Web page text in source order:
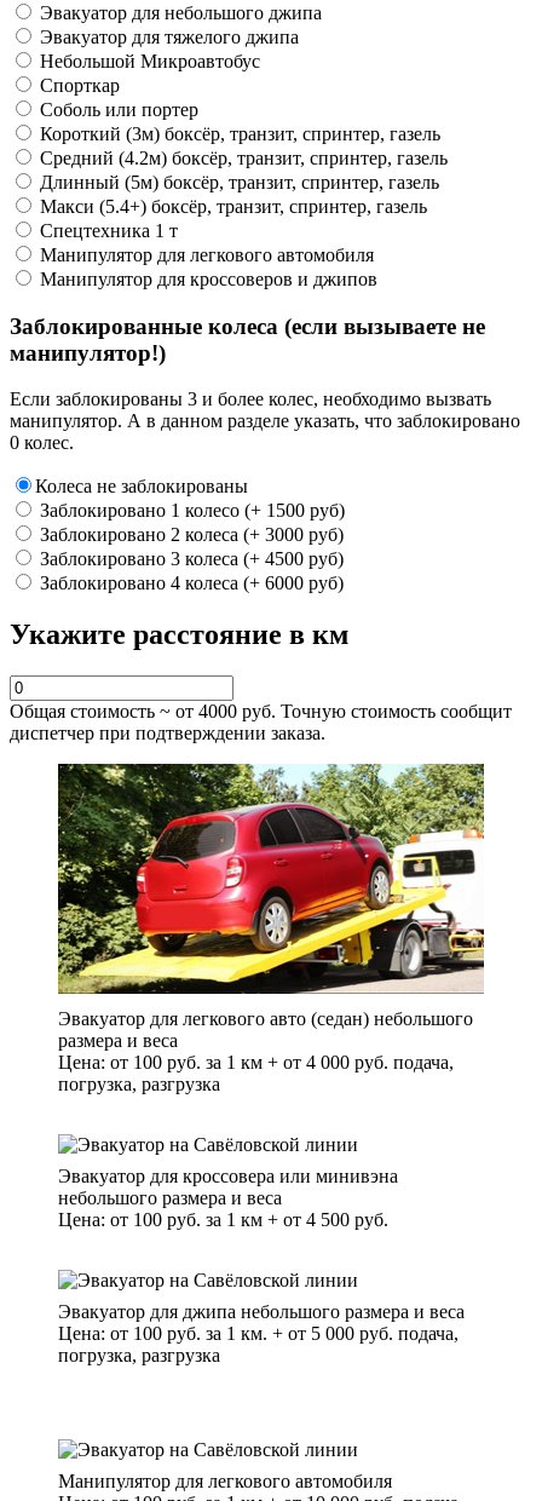
Эвакуатор для небольшого джипа
Эвакуатор для тяжелого джипа
Небольшой Микроавтобус
Спорткар
Соболь или портер
Короткий (3м) боксёр, транзит, спринтер, газель
Средний (4.2м) боксёр, транзит, спринтер, газель
Длинный (5м) боксёр, транзит, спринтер, газель
Макси (5.4+) боксёр, транзит, спринтер, газель
Спецтехника 1 т
Манипулятор для легкового автомобиля
Манипулятор для кроссоверов и джипов
Заблокированные колеса (если вызываете не
манипулятор!)
Если заблокированы 3 и более колес, необходимо вызвать
манипулятор. А в данном разделе указать, что заблокировано
0 колес.
Колеса не заблокированы
Заблокировано 1 колесо (+ 1500 руб)
Заблокировано 2 колеса (+ 3000 руб)
Заблокировано 3 колеса (+ 4500 руб)
Заблокировано 4 колеса (+ 6000 руб)
Укажите расстояние в км
Общая стоимость ~ от 4000 руб. Точную стоимость сообщит
диспетчер при подтверждении заказа.
Эвакуатор для легкового авто (седан) небольшого
размера и веса
Цена: от 100 руб. за 1 км + от 4 000 руб. подача,
погрузка, разгрузка
Эвакуатор для кроссовера или минивэна
небольшого размера и веса
Цена: от 100 руб. за 1 км + от 4 500 руб.
Эвакуатор для джипа небольшого размера и веса
Цена: от 100 руб. за 1 км. + от 5 000 руб. подача,
погрузка, разгрузка
Манипулятор для легкового автомобиля